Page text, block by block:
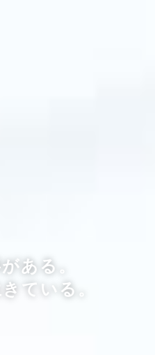
ある。
ている。